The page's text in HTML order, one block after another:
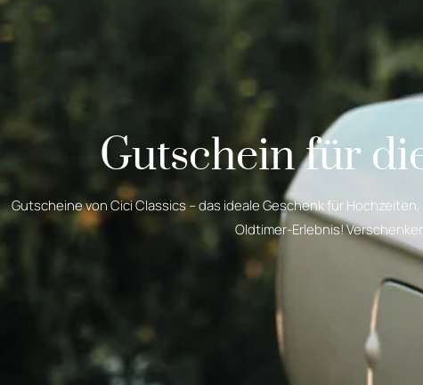
Gutschein für
Gutscheine von Cici Classics – das ideale Geschenk für
Oldtimer-Erlebnis!